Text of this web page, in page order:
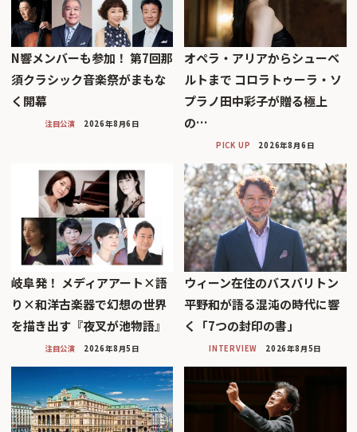
N響メンバーも参加！ 第7回那
須クラシック音楽祭がまもな
く開幕
注目公演 2026年8月6日
オペラ・アリアからシューベ
ルトまで コロラトゥーラ・ソ
プラノ田中彩子が贈る極上
の…
PICK UP 2026年8月6日
岐阜発！ メディアアート×語
り×和洋古楽器で幻想の世界
を描き出す『夜叉が池物語』
注目公演 2026年8月5日
ウィーン在住のバスバリトン
平野和が語る混沌の時代に響
く「7つの封印の書」
INTERVIEW 2026年8月5日